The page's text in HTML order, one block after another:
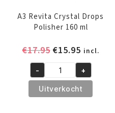
A3 Revita Crystal Drops
Polisher 160 ml
€17.95
was:
€17.95.
€15.95Huidige
prijs
is:
€15.95.
incl.
A3
Revita
Crystal
- +
Uitverkocht